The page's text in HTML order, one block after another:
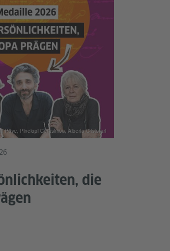
die
Püve, Pinelopi Gerasimou, Alberto Cristofari